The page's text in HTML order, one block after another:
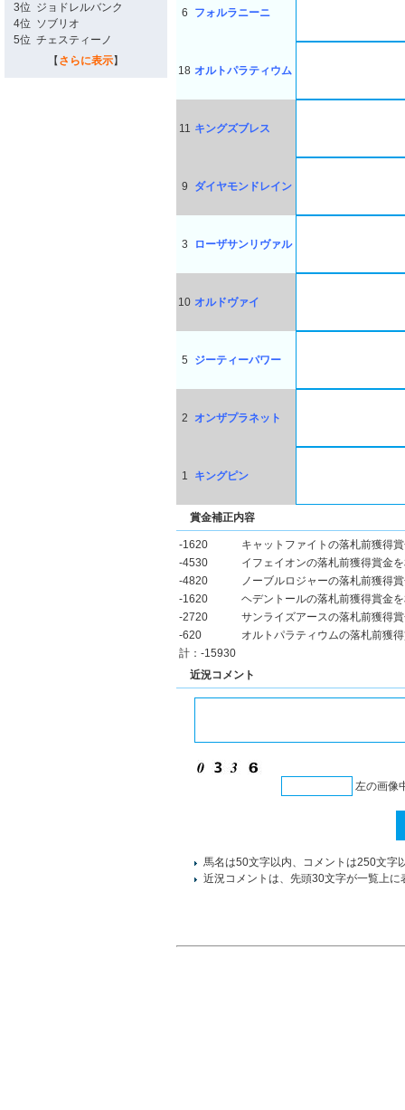
3位 ジョドレルバンク
4位 ソブリオ
5位 チェスティーノ
【 さらに表示】
6 フォルラニーニ
18 オルトパラティウム
11 キングズブレス
9 ダイヤモンドレイン
3 ローザサンリヴァル
10 オルドヴァイ
5 ジーティーパワー
2 オンザプラネット
1 キングピン
賞金補正内容
-1620
キャットファイトの落札前獲得
-4530
イフェイオンの落札前獲得賞金
-4820
ノーブルロジャーの落札前獲得
-1620
ヘデントールの落札前獲得賞金
-2720
サンライズアースの落札前獲得
-620
オルトパラティウムの落札前獲
計：-15930
近況コメント
左の画像
馬名は50文字以内、コメントは250文字
近況コメントは、先頭30文字が一覧上に